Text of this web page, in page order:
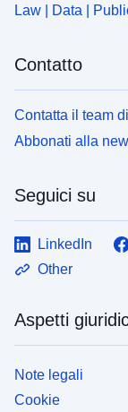
Law | Data |
Contatto
Contatta il team
Abbonati alla
Seguici su
LinkedIn
Other
Aspetti
Note legali
Cookie